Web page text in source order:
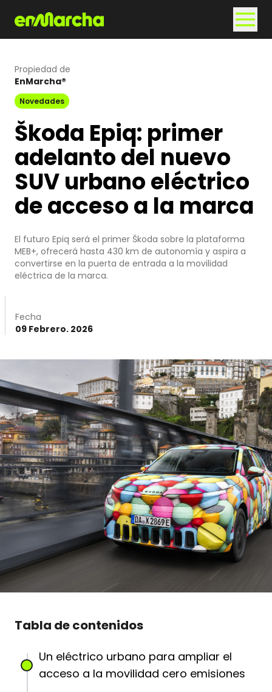
Propiedad de
EnMarcha®
Novedades
Škoda Epiq: primer
adelanto del nuevo
SUV urbano eléctrico
de acceso a la marca
El futuro Epiq será el primer Škoda sobre la plataforma
MEB+, ofrecerá hasta 430 km de autonomía y aspira a
convertirse en la puerta de entrada a la movilidad
eléctrica de la marca.
Fecha
09 Febrero. 2026
Tabla de contenidos
Un eléctrico urbano para ampliar el
acceso a la movilidad cero emisiones